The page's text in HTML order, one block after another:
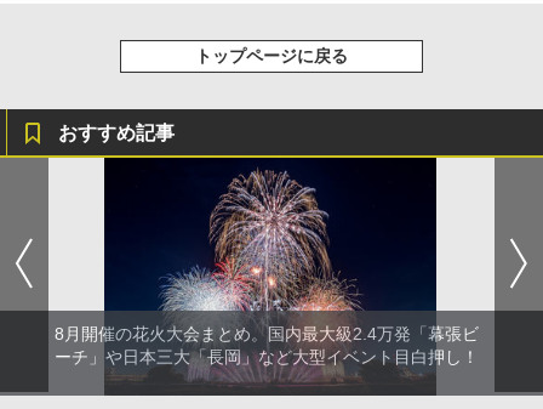
トップページに戻る
おすすめ記事
8月開催の花火大会まとめ。国内最大級2.4万発「幕張ビ
ーチ」や日本三大「長岡」など大型イベント目白押し！